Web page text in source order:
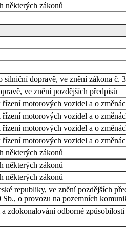
některých zákonů
dopravě, ve znění zákona č.
ve znění pozdějších předpisů
motorových vozidel a o
motorových vozidel a o
motorových vozidel a o
motorových vozidel a o
některých zákonů
některých zákonů
některých zákonů
republiky, ve znění pozdějších
o provozu na pozemních
zdokonalování odborné